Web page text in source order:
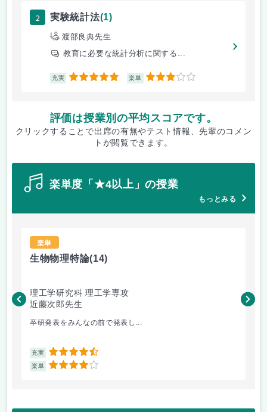
2 実験統計法(1)
渡部良典先生
教育に必要な統計分析に関する...
充実 5 楽単 3
評価は授業別の平均スコアです。
クリックすることで出席の有無やテスト情報、先輩のコメン
トが閲覧できます。
楽単度「★4以上」の授業
もっとみる
楽単
生物物理特論(14)
理工学研究科 理工学専攻
近藤次郎先生
卒研発表をみんなの前で発表し...
充実 4.5
楽単 4
鈴